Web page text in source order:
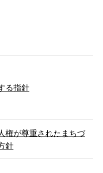
る指針
権が尊重されたまちづ
針